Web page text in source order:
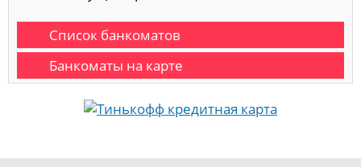
Список банкоматов
Банкоматы на карте